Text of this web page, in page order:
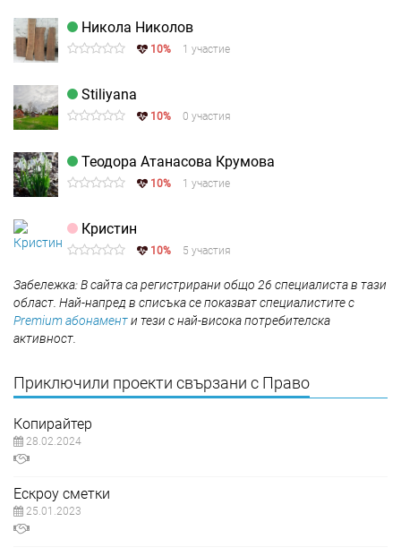
Никола Николов
10% 1 участие
Stiliyana
10% 0 участия
Теодора Атанасова Крумова
10% 1 участие
Кристин
10% 5 участия
Забележка: В сайта са регистрирани общо 26 специалиста в тази
област. Най-напред в списъка се показват специалистите с
Premium абонаменти тези с най-висока потребителска
активност.
Приключили проекти свързани с Право
Копирайтер
28.02.2024
Ескроу сметки
25.01.2023